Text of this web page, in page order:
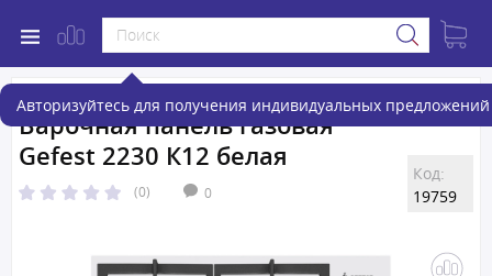
Авторизуйтесь для получения индивидуальных предложений
Варочная панель газовая
Gefest 2230 К12 белая
(0) 0
Код:
19759